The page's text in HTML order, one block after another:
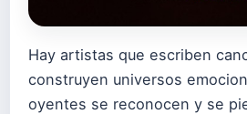
Hay artistas que escriben
construyen universos
oyentes se reconocen y se